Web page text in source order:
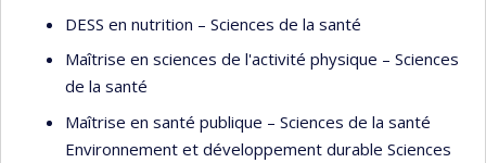
DESS en nutrition – Sciences de la santé
Maîtrise en sciences de l'activité physique – Sciences
de la santé
Maîtrise en santé publique – Sciences de la santé
Environnement et développement durable Sciences